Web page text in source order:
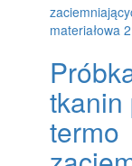
tkanin
termo